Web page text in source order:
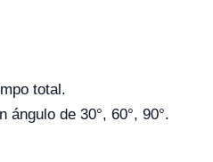
total.
de 30°, 60°, 90°.